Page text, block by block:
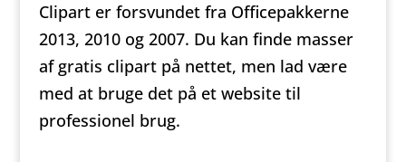
Clipart er forsvundet fra Officepakkerne
2013, 2010 og 2007. Du kan finde masser
af gratis clipart på nettet, men lad være
med at bruge det på et website til
professionel brug.